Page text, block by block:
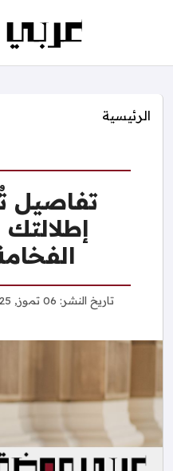
الرئيسية
تفاصيل
تاريخ النشر: 06 تموز, 2025